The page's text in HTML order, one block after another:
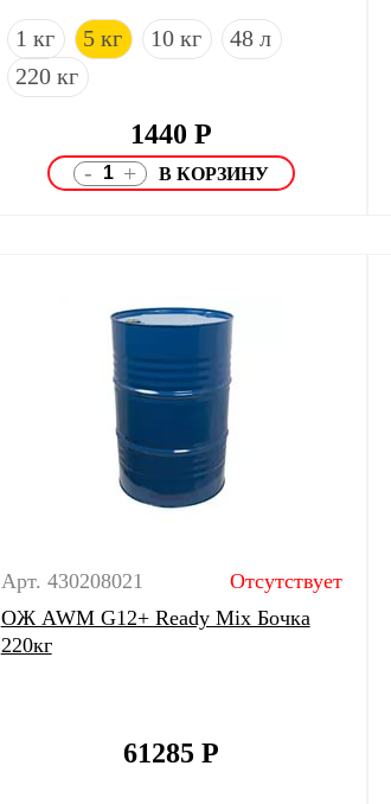
1 кг 5 кг 10 кг
48 л
220 кг
1440Р
- +
Арт. 430208021
Отсутствует
ОЖ AWM G12+ Ready Mix Бочка
220кг
61285Р